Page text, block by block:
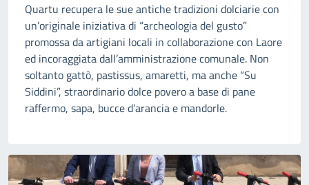
Quartu recupera le sue antiche tradizioni dolciarie con
un’originale iniziativa di “archeologia del gusto”
promossa da artigiani locali in collaborazione con Laore
ed incoraggiata dall’amministrazione comunale. Non
soltanto gattò, pastissus, amaretti, ma anche “Su
Siddini”, straordinario dolce povero a base di pane
raffermo, sapa, bucce d’arancia e mandorle.